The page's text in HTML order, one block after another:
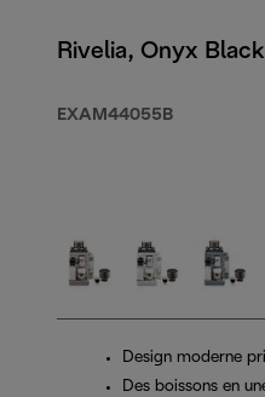
Rivelia, Onyx Black
EXAM44055B
Design moderne
Des boissons en